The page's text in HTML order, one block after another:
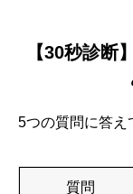
【30秒診断
5つの質問に答え
質問